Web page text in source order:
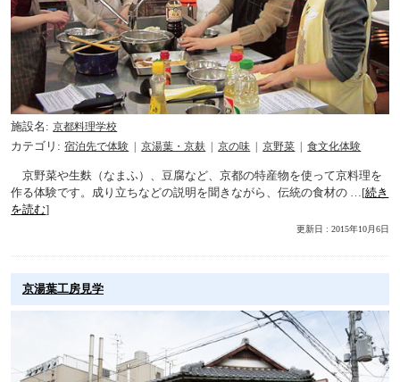
施設名
京都料理学校
カテゴリ
宿泊先で体験 京湯葉・京麸 京の味 京野菜 食文化体験
京野菜や生麩（なまふ）、豆腐など、京都の特産物を使って京料理を
作る体験です。成り立ちなどの説明を聞きながら、伝統の食材の …[続き
を読む]
更新日 : 2015年10月6日
京湯葉工房見学